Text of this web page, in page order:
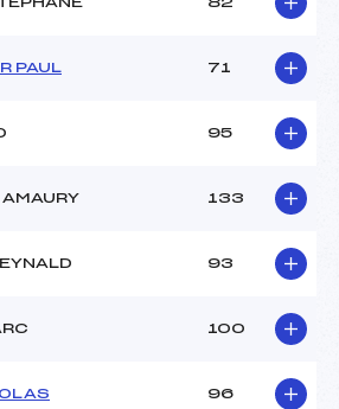
CSVI ()
:
43
GARNIER CHRISTIAN (IF)
CSVI ()
CSVI ()
CSVI ()
MARTZ NICOLAS (MV)
82
PAUL 71
95
133
93
100
96